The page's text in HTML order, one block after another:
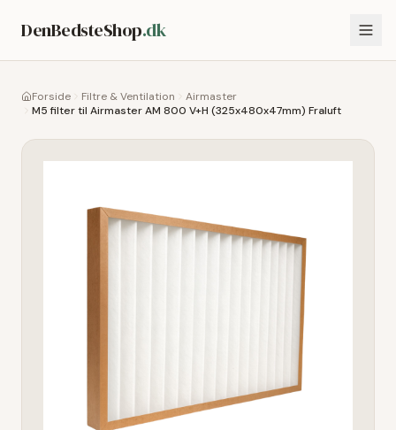
DenBedsteShop.dk
Forside Filtre & Ventilation
Airmaster
M5 filter til Airmaster AM 800 V+H (325x480x47mm) Fraluft